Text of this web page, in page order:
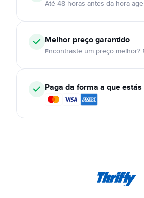
Até 48 horas antes da hora
Melhor preço garantido
Encontraste um preço melhor?
Paga da forma a que